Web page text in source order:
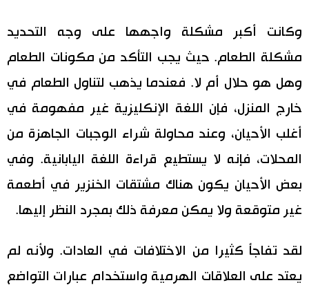
وكانت أكبر مشكلة واجهها على وجه التحديد
مشكلة الطعام. حيث يجب التأكد من مكونات الطعام
وهل هو حلال أم لا. فعندما يذهب لتناول الطعام في
خارج المنزل، فإن اللغة الإنكليزية غير مفهومة في
أغلب الأحيان، وعند محاولة شراء الوجبات الجاهزة من
المحلات، فإنه لا يستطيع قراءة اللغة اليابانية. وفي
بعض الأحيان يكون هناك مشتقات الخنزير في أطعمة
غير متوقعة ولا يمكن معرفة ذلك بمجرد النظر إليها.
لقد تفاجأ كثيرا من الاختلافات في العادات. ولأنه لم
يعتد على العلاقات الهرمية واستخدام عبارات التواضع